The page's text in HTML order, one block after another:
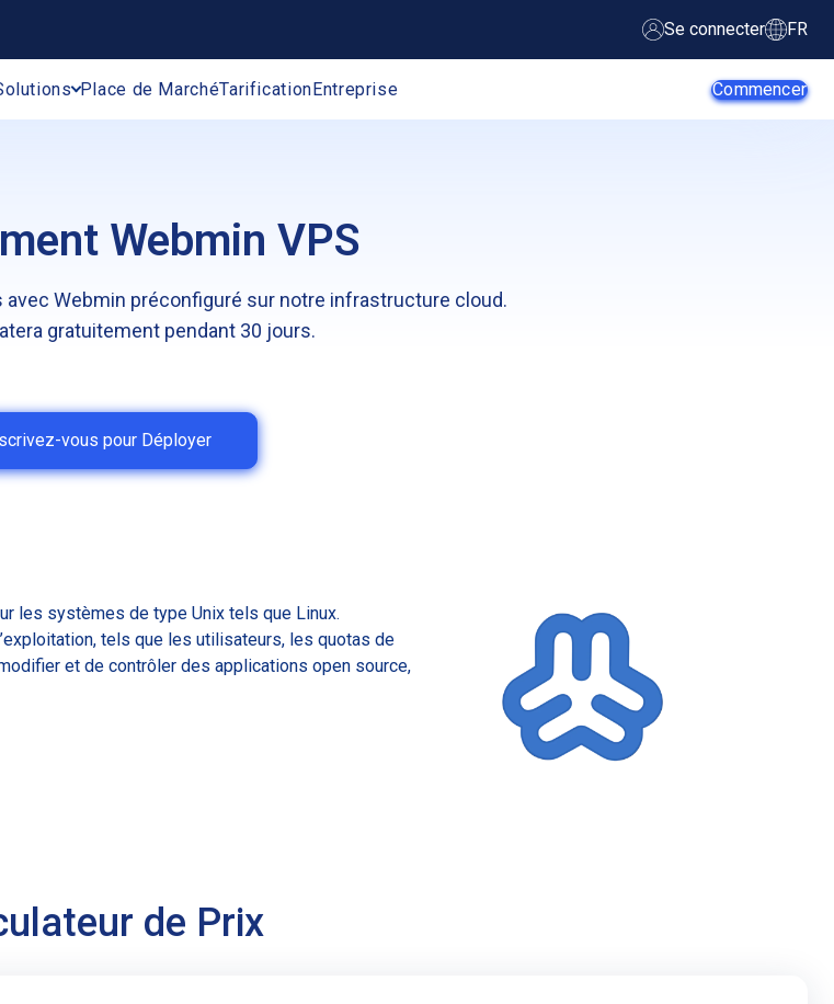
Se connecter FR
PME
Place de MarchéTarificationEntreprise Commencer
Webmin VPS
Webmin préconfiguré sur notre infrastructure cloud.
gratuitement pendant 30 jours.
vous pour Déployer
les systèmes de type Unix tels que Linux.
tels que les utilisateurs, les quotas de
et de contrôler des applications open source,
de Prix